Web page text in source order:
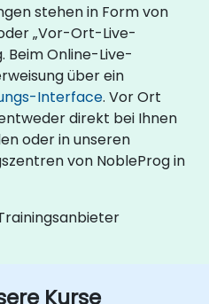
stehen in Form von
„Vor-Ort-Live-
Beim Online-Live-
über ein
Interface. Vor Ort
direkt bei Ihnen
oder in unseren
von NobleProg in
Kurse